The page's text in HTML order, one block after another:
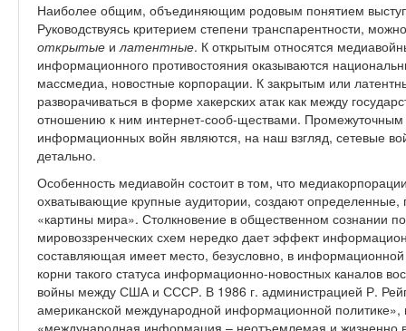
Наиболее общим, объединяющим родовым понятием
Руководствуясь критерием степени транспарентности,
открытые илатентные. К открытым относятся
информационного противостояния оказываются
массмедиа, новостные корпорации. К закрытым или
разворачиваться в форме хакерских атак как между
отношению к ним интернет-сооб-ществами.
информационных войн являются, на наш взгляд, сетевые
детально.
Особенность медиавойн состоит в том, что
охватывающие крупные аудитории, создают определенные,
«картины мира». Столкновение в общественном сознании
мировоззренческих схем нередко дает эффект
составляющая имеет место, безусловно, в
корни такого статуса информационно-новостных каналов
войны между США и СССР. В 1986 г. администрацией Р.
американской международной информационной политике»,
«международная информация – неотъемлемая и жизненно